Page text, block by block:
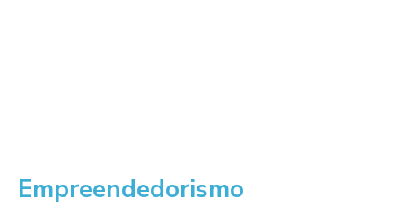
Empreendedorismo